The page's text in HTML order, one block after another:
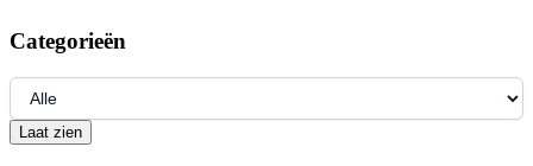
Categorieën
Laat zien